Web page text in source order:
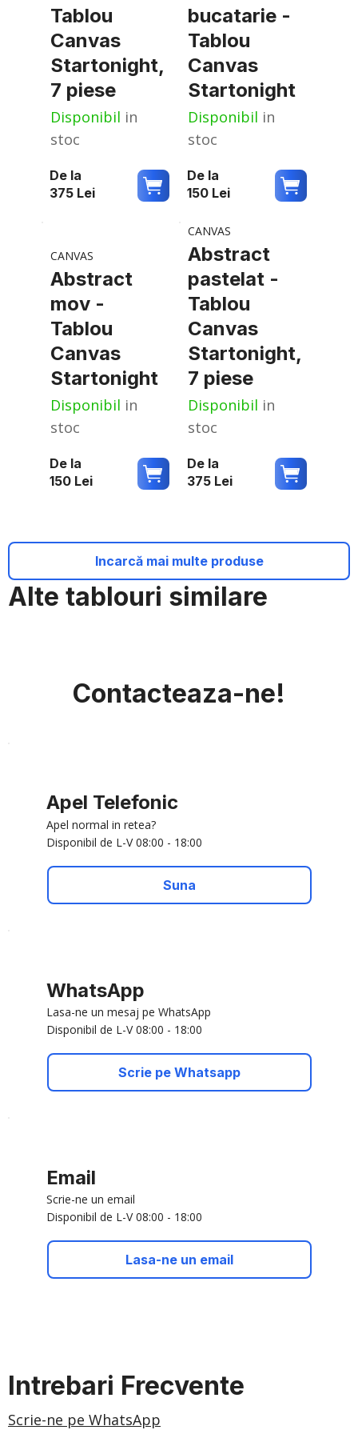
Alte tablouri similare
Tablou
Canvas
Startonight,
7 piese
Disponibil in
stoc
De la
375 Lei
bucatarie -
Tablou
Canvas
Startonight
Disponibil in
stoc
De la
150 Lei
CANVAS
Abstract
mov -
Tablou
Canvas
Startonight
Disponibil in
stoc
De la
150 Lei
CANVAS
Abstract
pastelat -
Tablou
Canvas
Startonight,
7 piese
Disponibil in
stoc
De la
375 Lei
Incarcă mai multe produse
Contacteaza-ne!
Apel Telefonic
Apel normal in retea?
Disponibil de L-V 08:00 - 18:00
Suna
WhatsApp
Lasa-ne un mesaj pe WhatsApp
Disponibil de L-V 08:00 - 18:00
Scrie pe Whatsapp
Email
Scrie-ne un email
Disponibil de L-V 08:00 - 18:00
Lasa-ne un email
Intrebari Frecvente
Scrie-ne pe WhatsApp